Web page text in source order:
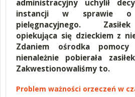
administracyjny uchylił
instancji w sprawie o
pielęgnacyjnego.
opiekująca się dzieckiem z
Zdaniem ośrodka pomocy
nienależnie pobierała
Zakwestionowaliśmy to.
Problem ważności orzeczeń w